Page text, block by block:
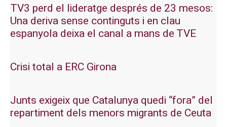
TV3 perd el lideratge després de 23 mesos:
Una deriva sense continguts i en clau
espanyola deixa el canal a mans de TVE
Crisi total a ERC Girona
Junts exigeix que Catalunya quedi “fora” del
repartiment dels menors migrants de Ceuta